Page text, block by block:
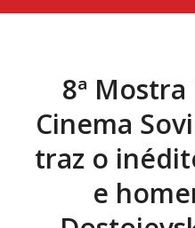
8ª
Cinema
traz o
e